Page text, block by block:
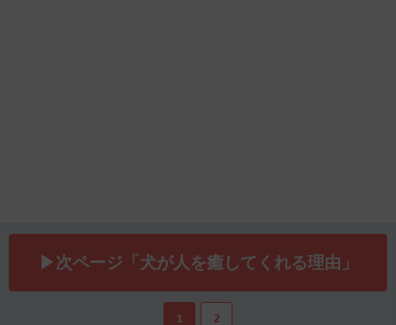
▶次ページ「犬が人を癒してくれる理由」
1 2